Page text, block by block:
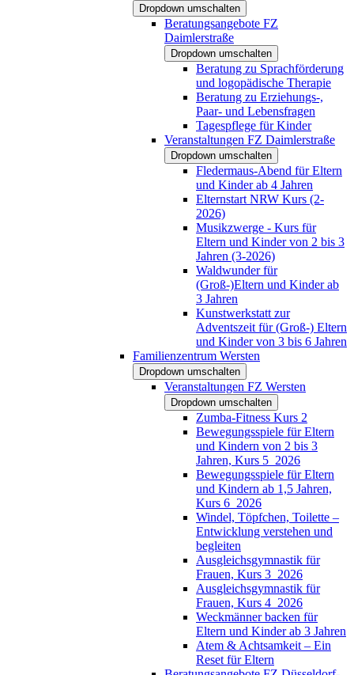
Dropdown umschalten
Beratungsangebote FZ
Daimlerstraße
Dropdown umschalten
Beratung zu Sprachförderung
und logopädische Therapie
Beratung zu Erziehungs-,
Paar- und Lebensfragen
Tagespflege für Kinder
Veranstaltungen FZ Daimlerstraße
Dropdown umschalten
Fledermaus-Abend für Eltern
und Kinder ab 4 Jahren
Elternstart NRW Kurs (2-
2026)
Musikzwerge - Kurs für
Eltern und Kinder von 2 bis 3
Jahren (3-2026)
Waldwunder für
(Groß-)Eltern und Kinder ab
3 Jahren
Kunstwerkstatt zur
Adventszeit für (Groß-) Eltern
und Kinder von 3 bis 6 Jahren
Familienzentrum Wersten
Dropdown umschalten
Veranstaltungen FZ Wersten
Dropdown umschalten
Zumba-Fitness Kurs 2
Bewegungsspiele für Eltern
und Kindern von 2 bis 3
Jahren, Kurs 5_2026
Bewegungsspiele für Eltern
und Kindern ab 1,5 Jahren,
Kurs 6_2026
Windel, Töpfchen, Toilette –
Entwicklung verstehen und
begleiten
Ausgleichsgymnastik für
Frauen, Kurs 3_2026
Ausgleichsgymnastik für
Frauen, Kurs 4_2026
Weckmänner backen für
Eltern und Kinder ab 3 Jahren
Atem & Achtsamkeit – Ein
Reset für Eltern